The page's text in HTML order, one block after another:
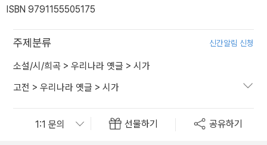
ISBN 9791155505175
주제분류 신간알림 신청
소설/시/희곡 > 우리나라 옛글 > 시가
고전 > 우리나라 옛글 > 시가
선물하기 공유하기